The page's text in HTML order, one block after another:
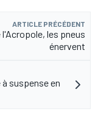
ARTICLE PRÉCÉDENT
l'Acropole, les pneus
énervent
suspense en